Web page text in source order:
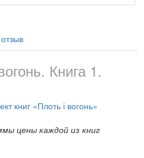
Книга 1.
книг «Плоть і вогонь»
цены каждой из книг